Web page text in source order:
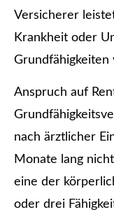
Versicherer
Krankheit oder
Grundfähigkeiten
Anspruch auf
nach ärztlicher
Monate lang
eine der
oder drei